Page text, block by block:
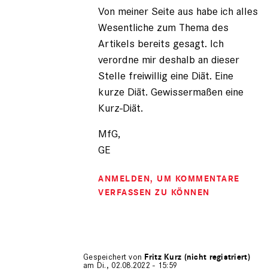
Tobias
Mueller
Von meiner Seite aus habe ich alles
Wesentliche zum Thema des
Artikels bereits gesagt. Ich
verordne mir deshalb an dieser
Stelle freiwillig eine Diät. Eine
kurze Diät. Gewissermaßen eine
Kurz-Diät.
MfG,
GE
ANMELDEN, UM KOMMENTARE
VERFASSEN ZU KÖNNEN
Gespeichert von Fritz Kurz (nicht registriert)
am Di., 02.08.2022 - 15:59